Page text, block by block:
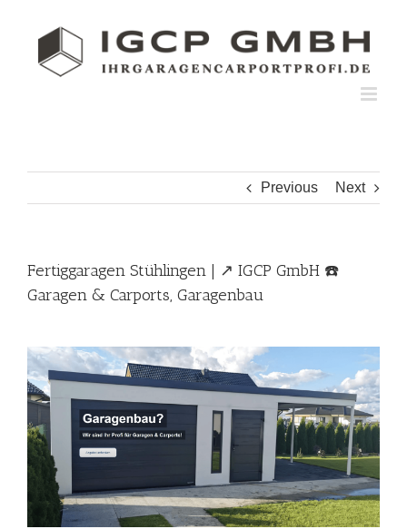
Previous Next
Fertiggaragen Stühlingen | ↗️ IGCP GmbH ☎️
Garagen & Carports, Garagenbau